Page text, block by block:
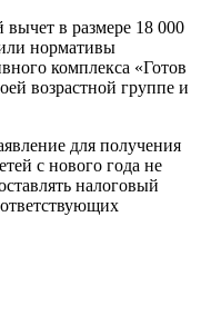
в размере 18 000
нормативы
комплекса «Готов
возрастной группе и
для получения
с нового года не
налоговый